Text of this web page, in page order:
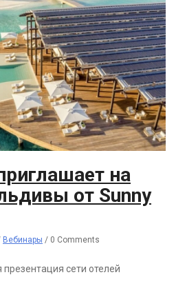
на
от Sunny
Вебинары / 0 Comments
презентация сети отелей